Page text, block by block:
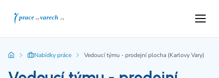
Nabídky práce Vedoucí týmu - prodejní plocha (Karlovy Vary)